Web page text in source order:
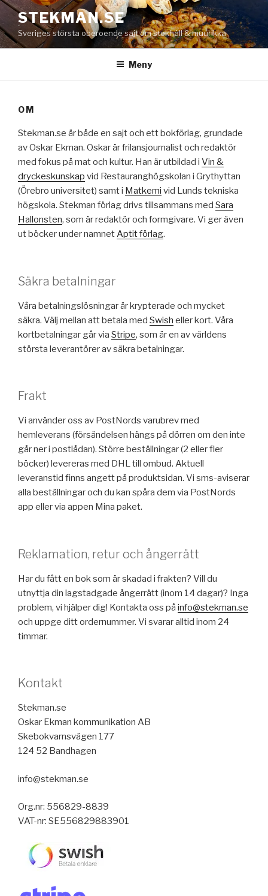
Hoppa
till
innehåll
STEKMAN.SE
Sveriges största oberoende sajt om stekhäll & muurikka
Meny
OM
Stekman.se är både en sajt och ett bokförlag, grundade
av Oskar Ekman. Oskar är frilansjournalist och redaktör
med fokus på mat och kultur. Han är utbildad i Vin &
dryckeskunskap vid Restauranghögskolan i Grythyttan
(Örebro universitet) samt i Matkemi vid Lunds tekniska
högskola. Stekman förlag drivs tillsammans med Sara
Hallonsten, som är redaktör och formgivare. Vi ger även
ut böcker under namnetAptit förlag.
Säkra betalningar
Våra betalningslösningar är krypterade och mycket
säkra. Välj mellan att betala med Swish eller kort. Våra
kortbetalningar går via Stripe, som är en av världens
största leverantörer av säkra betalningar.
Frakt
Vi använder oss av PostNords varubrev med
hemleverans (försändelsen hängs på dörren om den inte
går ner i postlådan). Större beställningar (2 eller fler
böcker) levereras med DHL till ombud. Aktuell
leveranstid finns angett på produktsidan. Vi sms-aviserar
alla beställningar och du kan spåra dem via PostNords
app eller via appen Mina paket.
Reklamation, retur och ångerrätt
Har du fått en bok som är skadad i frakten? Vill du
utnyttja din lagstadgade ångerrätt (inom 14 dagar)? Inga
problem, vi hjälper dig! Kontakta oss på info@stekman.se
och uppge ditt ordernummer. Vi svarar alltid inom 24
timmar.
Kontakt
Stekman.se
Oskar Ekman kommunikation AB
Skebokvarnsvägen 177
124 52 Bandhagen
info@stekman.se
Org.nr: 556829-8839
VAT-nr: SE556829883901